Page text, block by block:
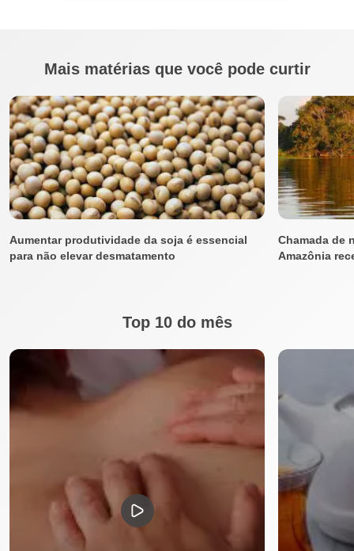
Mais matérias que você pode curtir
Aumentar produtividade da soja é essencial
para não elevar desmatamento
Chamada de
Amazônia
Top 10 do mês